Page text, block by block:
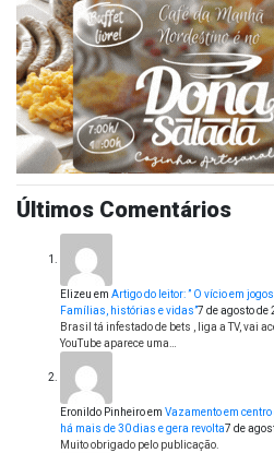
Últimos Comentários
Elizeu em Artigo do leitor: ” O vício em
Famílias, histórias e vidas”7 de agosto de
Brasil tá infestado de bets , liga a TV, vai
YouTube aparece uma…
Eronildo Pinheiroem Vazamento em
há mais de 30 dias e gera revolta7 de
Muito obrigado pelo publicação.